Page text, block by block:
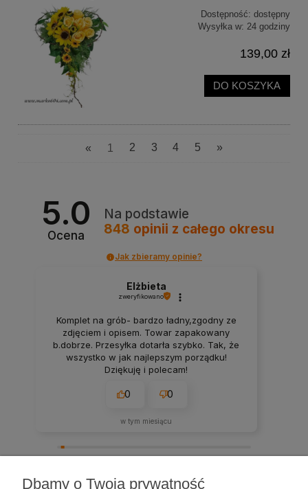
Dostępność: dostępny
Wysyłka w: 24 godziny
139,00 zł
DO KOSZYKA
nowość
« 1 2 3 4 5 »
5.0
Ocena
Na podstawie
848 opinii z całego okresu
Jak zbieramy opinie?
Elżbieta
zweryfikowano
Komplet na grób- bardzo ładny,zgodny ze
zdjęciem i opisem. Towar zapakowany
b.dobrze. Przesyłka dotarła szybko. Tak, że
wszystko w jak najlepszym porządku!
Dziękuję i polecam!
0 0
w tym miesiącu
Dbamy o Twoją prywatność